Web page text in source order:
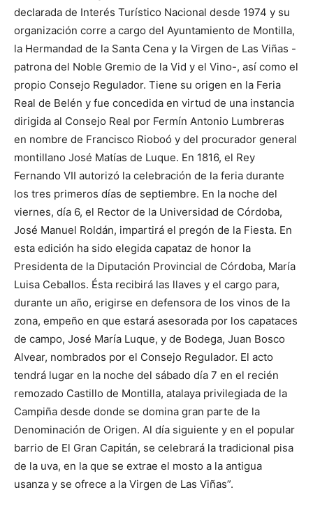
declarada de Interés Turístico Nacional desde 1974 y su
organización corre a cargo del Ayuntamiento de Montilla,
la Hermandad de la Santa Cena y la Virgen de Las Viñas -
patrona del Noble Gremio de la Vid y el Vino-, así como el
propio Consejo Regulador. Tiene su origen en la Feria
Real de Belén y fue concedida en virtud de una instancia
dirigida al Consejo Real por Fermín Antonio Lumbreras
en nombre de Francisco Rioboó y del procurador general
montillano José Matías de Luque. En 1816, el Rey
Fernando VII autorizó la celebración de la feria durante
los tres primeros días de septiembre. En la noche del
viernes, día 6, el Rector de la Universidad de Córdoba,
José Manuel Roldán, impartirá el pregón de la Fiesta. En
esta edición ha sido elegida capataz de honor la
Presidenta de la Diputación Provincial de Córdoba, María
Luisa Ceballos. Ésta recibirá las llaves y el cargo para,
durante un año, erigirse en defensora de los vinos de la
zona, empeño en que estará asesorada por los capataces
de campo, José María Luque, y de Bodega, Juan Bosco
Alvear, nombrados por el Consejo Regulador. El acto
tendrá lugar en la noche del sábado día 7 en el recién
remozado Castillo de Montilla, atalaya privilegiada de la
Campiña desde donde se domina gran parte de la
Denominación de Origen. Al día siguiente y en el popular
barrio de El Gran Capitán, se celebrará la tradicional pisa
de la uva, en la que se extrae el mosto a la antigua
usanza y se ofrece a la Virgen de Las Viñas”.